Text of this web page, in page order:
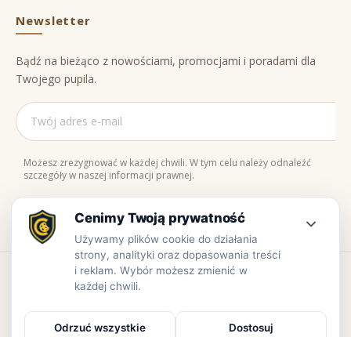
Newsletter
Bądź na bieżąco z nowościami, promocjami i poradami dla
Twojego pupila.
Możesz zrezygnować w każdej chwili. W tym celu należy odnaleźć
szczegóły w naszej informacji prawnej.
Naturalne składniki
100% jakości Zaufaj nam
Copyright © www.prowiant.pl · powered by apify.pl
Bezpieczne płatności